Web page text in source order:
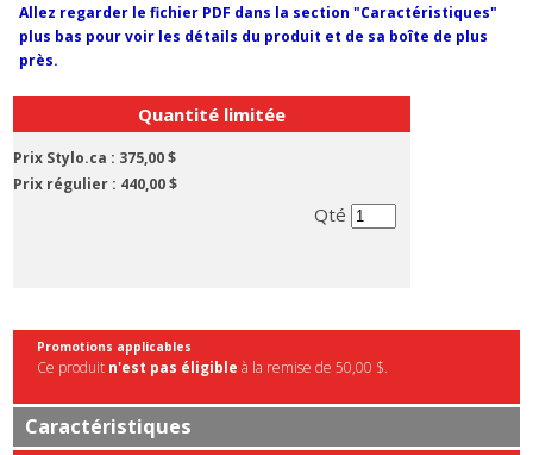
Allez regarder le fichier PDF dans la section "Caractéristiques"
plus bas pour voir les détails du produit et de sa boîte de plus
près.
Quantité limitée
Prix Stylo.ca : 375,00 $
Prix régulier : 440,00 $
Qté
Promotions applicables
Ce produit n'est pas éligible à la remise de 50,00 $.
Caractéristiques